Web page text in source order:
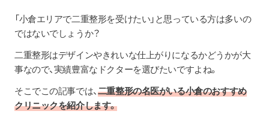
「小倉エリアで二重整形を受けたい」と思っている方は多いの
ではないでしょうか？
二重整形はデザインやきれいな仕上がりになるかどうかが大
事なので、実績豊富なドクターを選びたいですよね。
そこでこの記事では、二重整形の名医がいる小倉のおすすめ
クリニックを紹介します。